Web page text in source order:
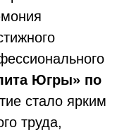
Югры» по
стало ярким
труда,